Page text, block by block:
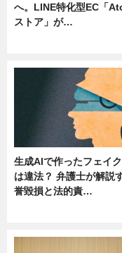
へ。LINE特化型EC「
ストア」が…
生成AIで作ったフェイ
は違法？ 弁護士が解説
誉毀損と法的責…